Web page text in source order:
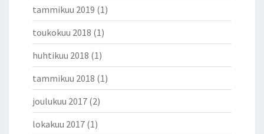
tammikuu 2019 (1)
toukokuu 2018 (1)
huhtikuu 2018 (1)
tammikuu 2018 (1)
joulukuu 2017 (2)
lokakuu 2017 (1)